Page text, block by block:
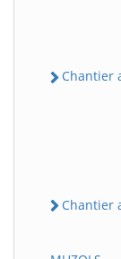
Chantier
Chantier